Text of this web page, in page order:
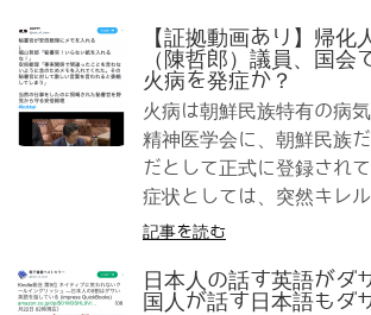
【証拠動画あり】帰化
（陳哲郎）議員、国会
火病を発症か？
火病は朝鮮民族特有の病
精神医学会に、朝鮮民族
だとして正式に登録され
症状としては、突然キレル
記事を読む
日本人の話す英語がダ
国人が話す日本語もダ